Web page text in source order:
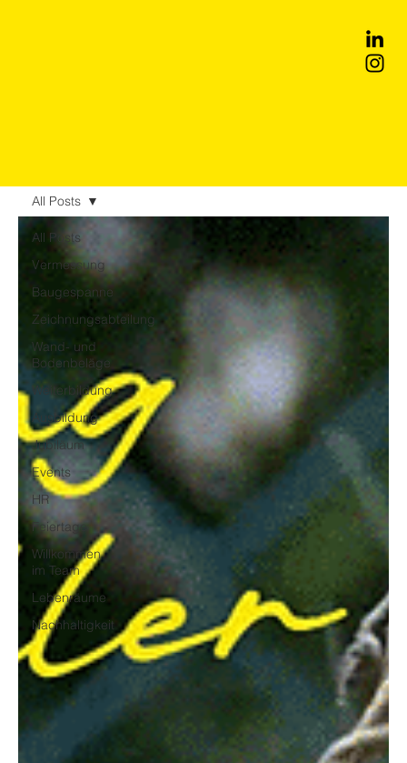
All Posts
Vermessung
Baugespanne
Zeichnungsabteilung
Wand- und
Bodenbeläge
Weiterbildung
Ausbildung
Jubiläum
Events
HR
Feiertage
Willkommen
im Team
Lebenräume
Nachhaltigkeit
All Posts